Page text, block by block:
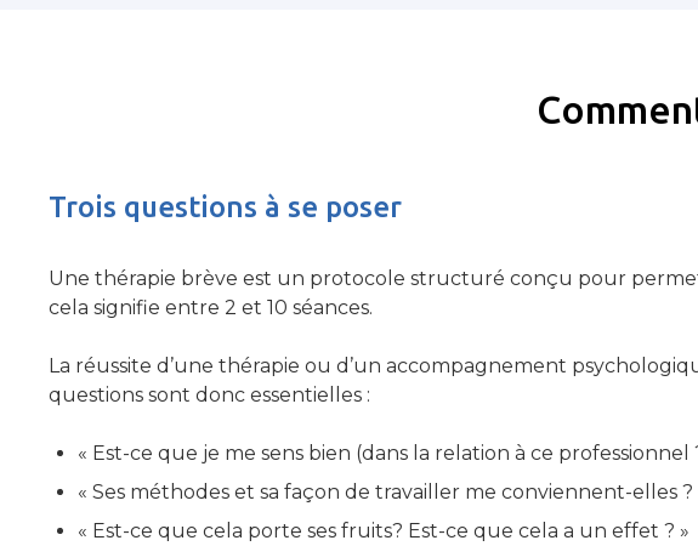
Trois questions à se poser
Une thérapie brève est un protocole structuré conçu pour
cela signifie entre 2 et 10 séances.
La réussite d’une thérapie ou d’un accompagnement
questions sont donc essentielles :
« Est-ce que je me sens bien (dans la relation à ce professionnel
« Ses méthodes et sa façon de travailler me conviennent-elles ?
« Est-ce que cela porte ses fruits? Est-ce que cela a un effet ? »